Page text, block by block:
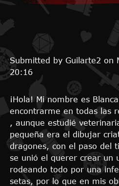
Submitted by Guilarte2 on
20:16
¡Hola! Mi nombre es
encontrarme en todas las
, aunque estudié
pequeña era el dibujar
dragones, con el paso del
se unió el querer crear un
rodeando todo por una
setas, por lo que en mis